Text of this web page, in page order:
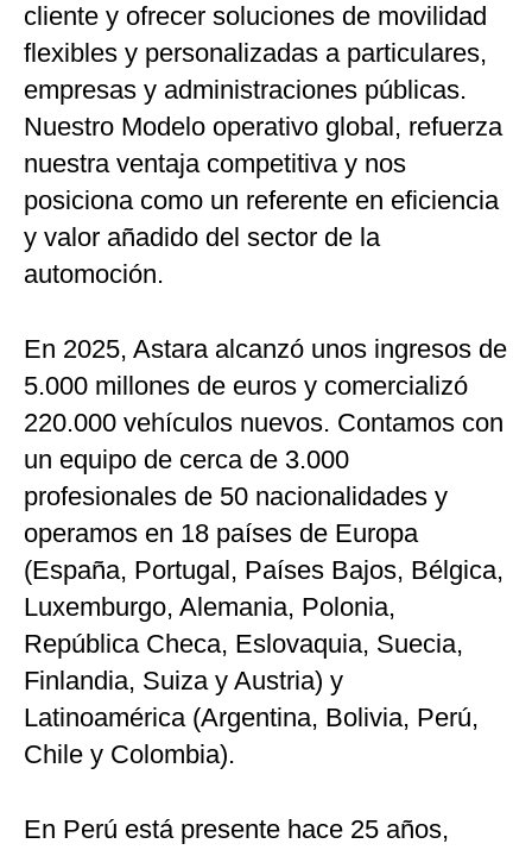
cliente y ofrecer soluciones de movilidad
flexibles y personalizadas a particulares,
empresas y administraciones públicas.
Nuestro Modelo operativo global, refuerza
nuestra ventaja competitiva y nos
posiciona como un referente en eficiencia
y valor añadido del sector de la
automoción.
En 2025, Astara alcanzó unos ingresos de
5.000 millones de euros y comercializó
220.000 vehículos nuevos. Contamos con
un equipo de cerca de 3.000
profesionales de 50 nacionalidades y
operamos en 18 países de Europa
(España, Portugal, Países Bajos, Bélgica,
Luxemburgo, Alemania, Polonia,
República Checa, Eslovaquia, Suecia,
Finlandia, Suiza y Austria) y
Latinoamérica (Argentina, Bolivia, Perú,
Chile y Colombia).
En Perú está presente hace 25 años,